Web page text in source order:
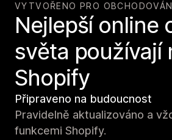
VYTVOŘENO PRO
Nejlepší online
světa používají
Shopify
Připraveno na budoucnost
Pravidelně aktualizováno a
funkcemi Shopify.